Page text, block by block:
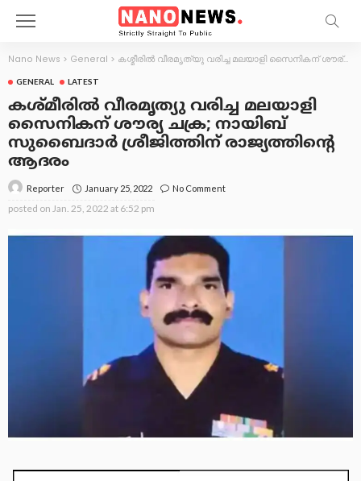
Nano News > General > കശ്മീരിൽ വീരമൃത്യു വരിച്ച മലയാളി സൈനികന് ശൗര്യ ചക്ര; നായിബ് സുബൈദാർ ശ്രീജിത്തിന് രാജ്യത്തിന്‍റെ ആദരം
GENERAL LATEST
കശ്മീരിൽ വീരമൃത്യു വരിച്ച മലയാളി
സൈനികന് ശൗര്യ ചക്ര; നായിബ്
സുബൈദാർ ശ്രീജിത്തിന് രാജ്യത്തിന്‍റെ
ആദരം
Reporter January 25, 2022 No Comment
posted on Jan. 25, 2022 at 6:52 pm